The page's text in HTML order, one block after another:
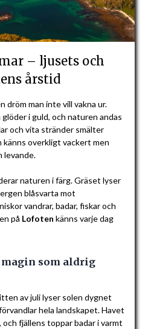
– ljusets och
årstid
dröm man inte vill vakna ur.
i guld, och naturen andas
och vita stränder smälter
känns overkligt vackert men
levande.
naturen i färg. Gräset lyser
blåsvarta mot
vandrar, badar, fiskar och
på Lofoten känns varje dag
som aldrig
av juli lyser solen dygnet
hela landskapet. Havet
fjällens toppar badar i varmt